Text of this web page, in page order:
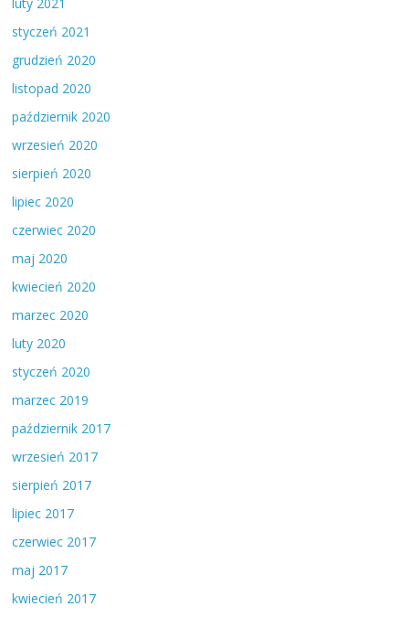
styczeń 2021
grudzień 2020
listopad 2020
październik 2020
wrzesień 2020
sierpień 2020
lipiec 2020
czerwiec 2020
maj 2020
kwiecień 2020
marzec 2020
luty 2020
styczeń 2020
marzec 2019
październik 2017
wrzesień 2017
sierpień 2017
lipiec 2017
czerwiec 2017
maj 2017
kwiecień 2017